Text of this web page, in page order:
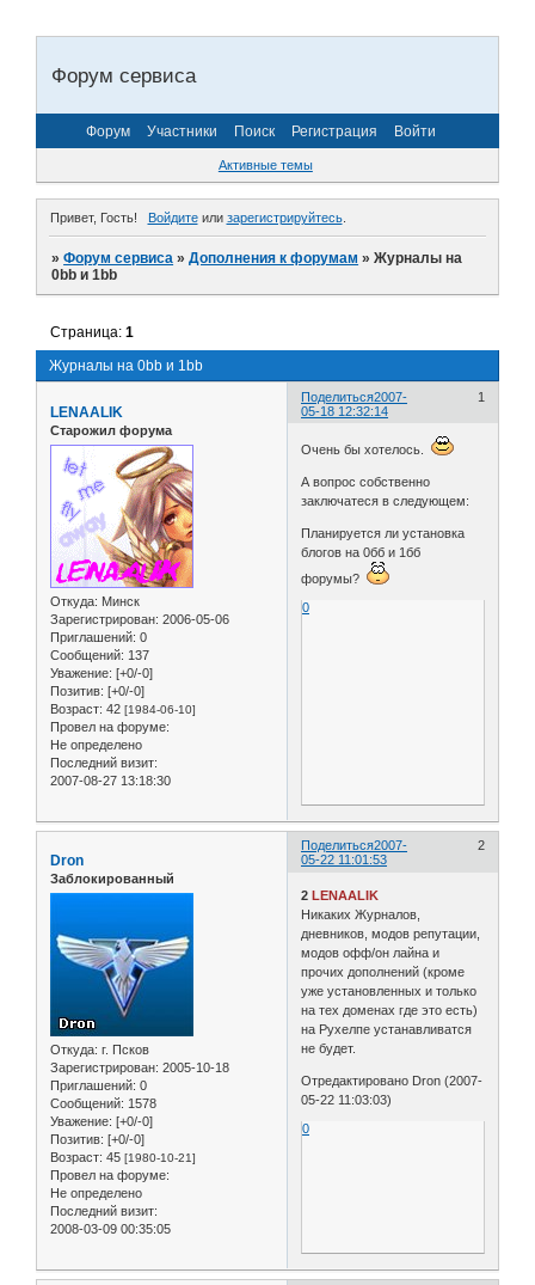
Форум сервиса
Форум Участники Поиск Регистрация Войти
Активные темы
Привет, Гость! Войдитеили зарегистрируйтесь.
»Форум сервиса »Дополнения к форумам »Журналы на
0bb и 1bb
Журналы на 0bb и 1bb
Страница:1
Поделиться 1
2007-
05-18 12:32:14
LENAALIK
Старожил форума
Откуда: Минск
Зарегистрирован: 2006-05-06
Приглашений: 0
Сообщений: 137
Уважение: [+0/-0]
Позитив: [+0/-0]
Возраст: 42 [1984-06-10]
Провел на форуме:
Не определено
Последний визит:
2007-08-27 13:18:30
Очень бы хотелось.
А вопрос собственно
заключатеся в следующем:
Планируется ли установка
блогов на 0бб и 1бб
форумы?
0
Поделиться 2
2007-
05-22 11:01:53
Dron
Заблокированный
Откуда: г. Псков
Зарегистрирован: 2005-10-18
Приглашений: 0
Сообщений: 1578
Уважение: [+0/-0]
Позитив: [+0/-0]
Возраст: 45 [1980-10-21]
Провел на форуме:
Не определено
Последний визит:
2008-03-09 00:35:05
2LENAALIK
Никаких Журналов,
дневников, модов репутации,
модов офф/он лайна и
прочих дополнений (кроме
уже установленных и только
на тех доменах где это есть)
на Рухелпе устанавливатся
не будет.
Отредактировано Dron (2007-
05-22 11:03:03)
0